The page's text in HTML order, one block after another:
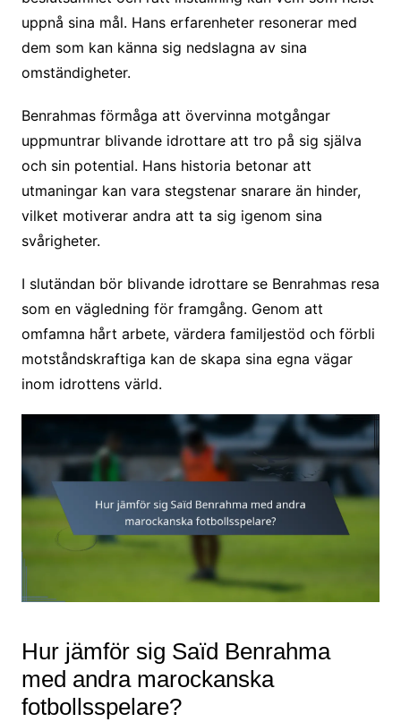
uppnå sina mål. Hans erfarenheter resonerar med
dem som kan känna sig nedslagna av sina
omständigheter.
Benrahmas förmåga att övervinna motgångar
uppmuntrar blivande idrottare att tro på sig själva
och sin potential. Hans historia betonar att
utmaningar kan vara stegstenar snarare än hinder,
vilket motiverar andra att ta sig igenom sina
svårigheter.
I slutändan bör blivande idrottare se Benrahmas resa
som en vägledning för framgång. Genom att
omfamna hårt arbete, värdera familjestöd och förbli
motståndskraftiga kan de skapa sina egna vägar
inom idrottens värld.
Hur jämför sig Saïd Benrahma
med andra marockanska
fotbollsspelare?